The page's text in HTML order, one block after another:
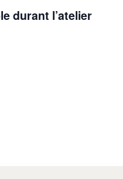
durant l’atelier